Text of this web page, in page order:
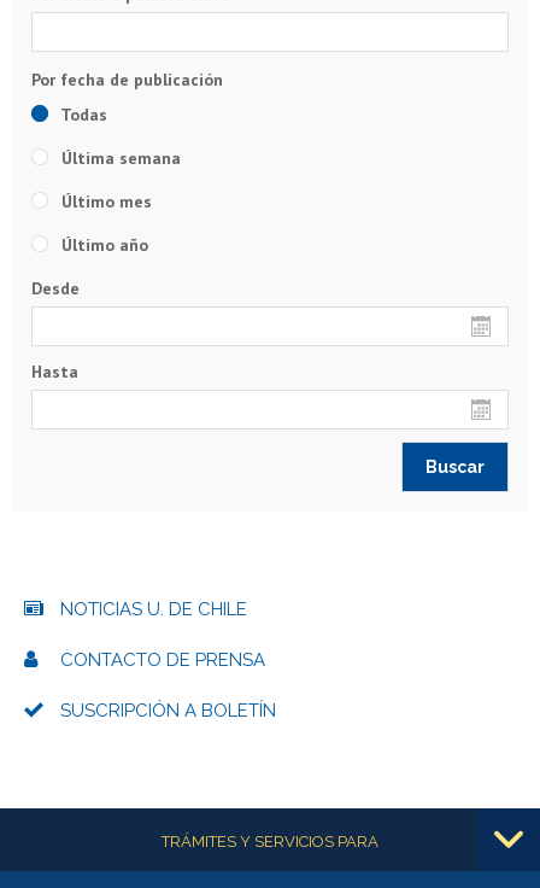
Todas
Última semana
Último mes
Último año
Desde
Hasta
NOTICIAS U. DE CHILE
CONTACTO DE PRENSA
SUSCRIPCIÓN A BOLETÍN
Más informaciónTRÁMITES Y SERVICIOS PARA